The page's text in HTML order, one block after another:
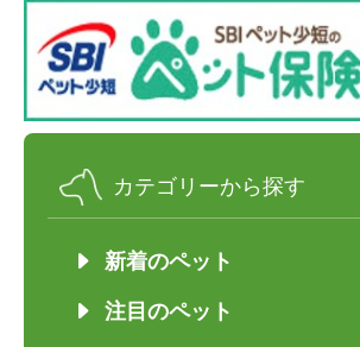
カテゴリーから探す
新着のペット
注目のペット